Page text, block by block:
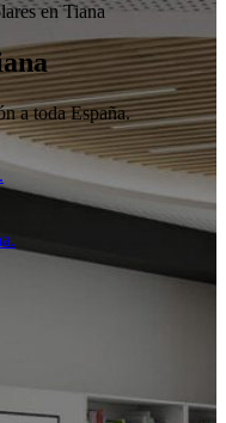
enTiana
a toda España.